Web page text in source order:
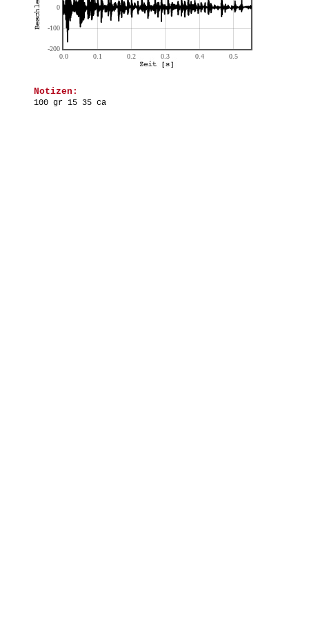
Notizen:
100 gr 15 35 ca